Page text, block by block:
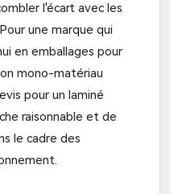
l'écart avec les
une marque qui
en emballages pour
mono-matériau
pour un laminé
raisonnable et de
le cadre des